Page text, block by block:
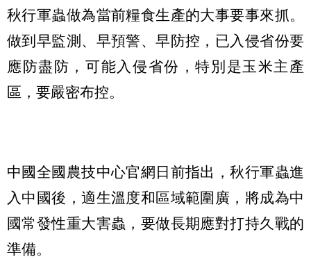
秋行軍蟲做為當前糧食生產的大事要事來抓。
做到早監測、早預警、早防控，已入侵省份要
應防盡防，可能入侵省份，特別是玉米主產
區，要嚴密布控。
中國全國農技中心官網日前指出，秋行軍蟲進
入中國後，適生溫度和區域範圍廣，將成為中
國常發性重大害蟲，要做長期應對打持久戰的
準備。